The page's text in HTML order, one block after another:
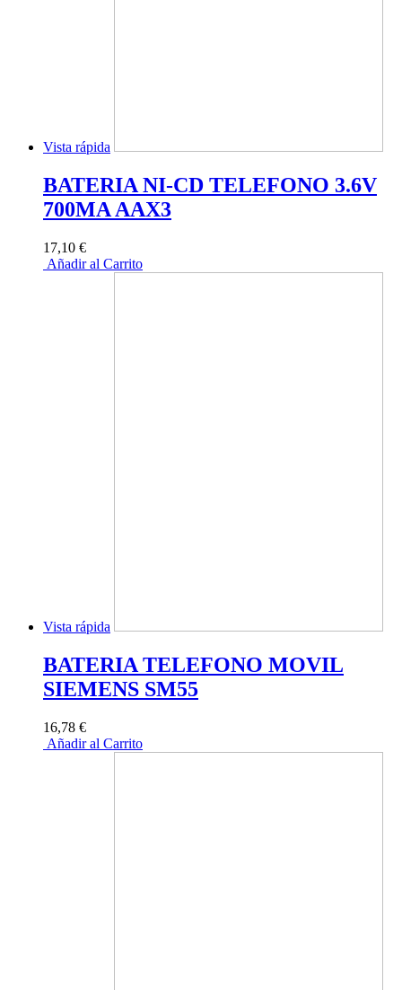
Vista rápida
BATERIA NI-CD TELEFONO 3.6V
700MA AAX3
17,10 €
Añadir al Carrito
Vista rápida
BATERIA TELEFONO MOVIL
SIEMENS SM55
16,78 €
Añadir al Carrito